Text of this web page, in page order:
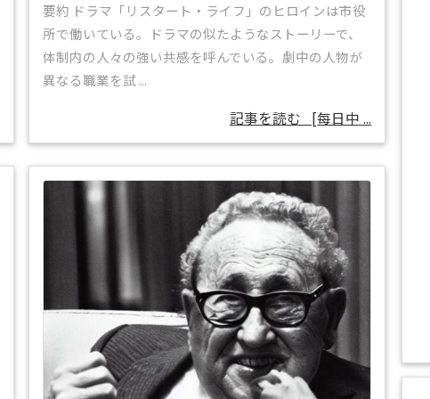
要約 ドラマ「リスタート・ライフ」のヒロインは市役
所で働いている。ドラマの似たようなストーリーで、
体制内の人々の強い共感を呼んでいる。劇中の人物が
異なる職業を試 ...
記事を読む [每日中 ...